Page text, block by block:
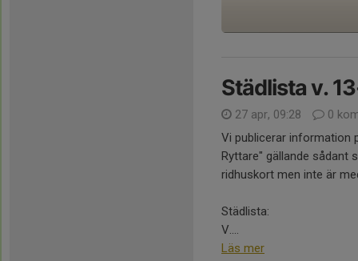
Städlista v.
27 apr, 09:28
0
Vi publicerar information
Ryttare" gällande sådant
ridhuskort men inte är
Städlista:
V....
Läs mer